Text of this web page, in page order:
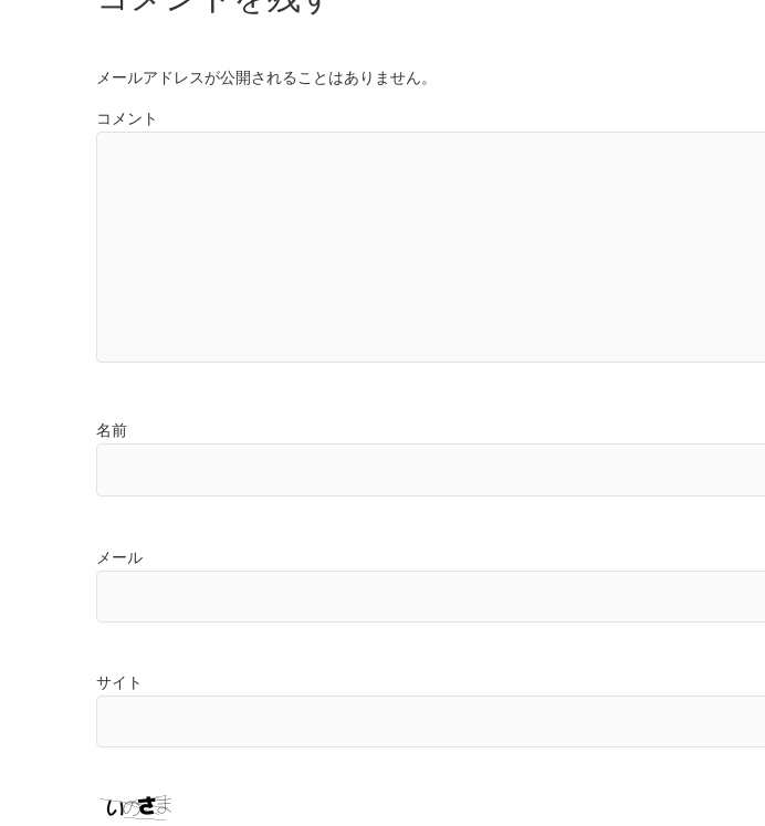
メールアドレスが公開されることはありません。
コメント
名前
メール
サイト